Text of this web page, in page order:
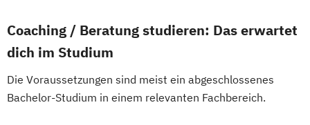
Hotelmanagement (DE/EN)
Immobilienmanagement für
Immobilienkaufleute
Coaching / Beratung studieren: Das erwartet
dich im Studium
Die Voraussetzungen sind meist ein abgeschlossenes
Bachelor-Studium in einem relevanten Fachbereich.